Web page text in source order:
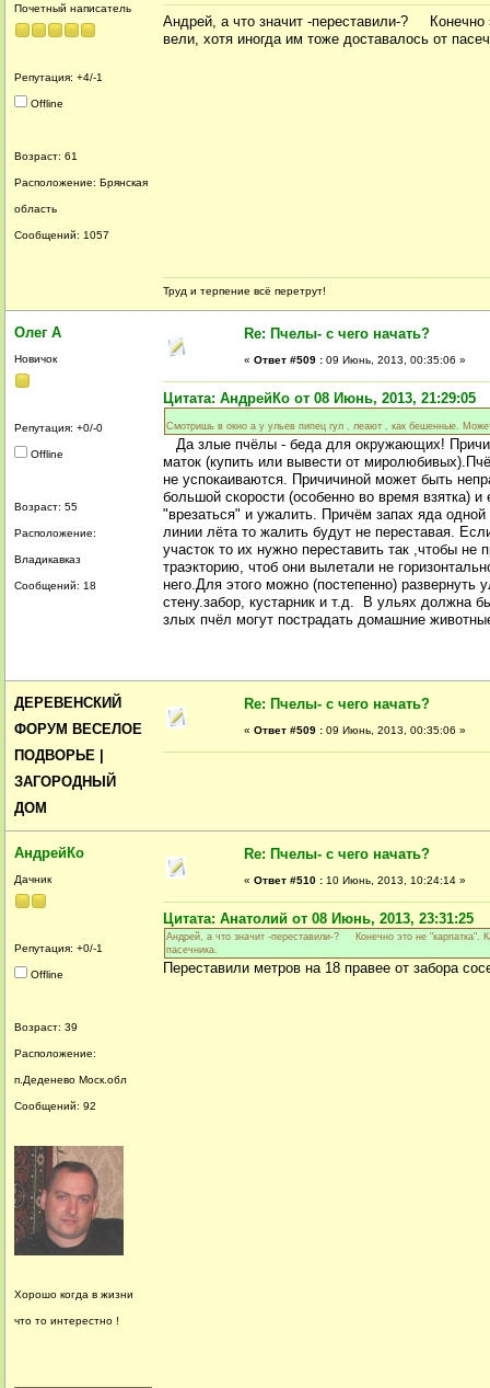
Почетный написатель
Репутация: +4/-1
Offline
Возраст: 61
Расположение: Брянская
область
Сообщений: 1057
Андрей, а что значит -переставили-? Конечно
вели, хотя иногда им тоже доставалось от
Труд и терпение всё перетрут!
Олег А
Новичок
Репутация: +0/-0
Offline
Возраст: 55
Расположение:
Владикавказ
Сообщений: 18
Re: Пчелы- с чего начать?
« Ответ #509 : 09 Июнь, 2013, 00:35:06 »
Цитата: АндрейКо от 08 Июнь, 2013, 21:29:05
Смотришь в окно а у ульев пипец гул , леают , как бешенные.
Да злые пчёлы - беда для окружающих!
маток (купить или вывести от
не успокаиваются. Причичиной может быть
большой скорости (особенно во время взятка)
"врезаться" и ужалить. Причём запах яда
линии лёта то жалить будут не переставая.
участок то их нужно переставить так ,чтобы
траэкторию, чтоб они вылетали не
него.Для этого можно (постепенно) развернуть
стену.забор, кустарник и т.д. В ульях должна
злых пчёл могут пострадать домашние
ДЕРЕВЕНСКИЙ
ФОРУМ ВЕСЕЛОЕ
ПОДВОРЬЕ |
ЗАГОРОДНЫЙ
ДОМ
Re: Пчелы- с чего начать?
« Ответ #509 : 09 Июнь, 2013, 00:35:06 »
АндрейКо
Дачник
Репутация: +0/-1
Offline
Возраст: 39
Расположение:
п.Деденево Моск.обл
Сообщений: 92
Хорошо когда в жизни
что то интерестно !
Re: Пчелы- с чего начать?
« Ответ #510 : 10 Июнь, 2013, 10:24:14 »
Цитата: Анатолий от 08 Июнь, 2013, 23:31:25
Андрей, а что значит -переставили-? Конечно это не "карпатка".
пасечника.
Переставили метров на 18 правее от забора